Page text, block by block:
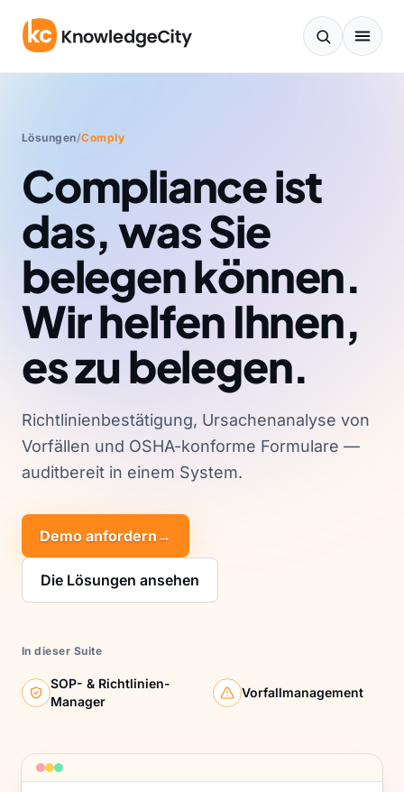
Lösungen/Comply
Compliance ist
das, was Sie
belegen können.
Wir helfen Ihnen,
es zu belegen.
Richtlinienbestätigung, Ursachenanalyse von
Vorfällen und OSHA-konforme Formulare —
auditbereit in einem System.
Demo anfordern →
Die Lösungen ansehen
In dieser Suite
SOP- & Richtlinien-
Manager
Vorfallmanagement